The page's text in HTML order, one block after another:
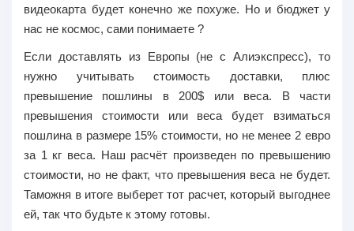
видеокарта будет конечно же похуже. Но и бюджет у
нас не космос, сами понимаете ?
Если доставлять из Европы (не с Алиэкспресс), то
нужно учитывать стоимость доставки, плюс
превышение пошлины в 200$ или веса. В части
превышения стоимости или веса будет взиматься
пошлина в размере 15% стоимости, но не менее 2 евро
за 1 кг веса. Наш расчёт произведен по превышению
стоимости, но не факт, что превышения веса не будет.
Таможня в итоге выберет тот расчет, который выгоднее
ей, так что будьте к этому готовы.